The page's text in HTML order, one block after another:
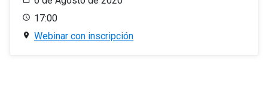
17:00
Webinar con inscripción